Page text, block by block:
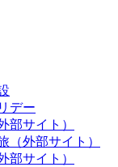
デー
部サイト）
（外部サイト）
部サイト）